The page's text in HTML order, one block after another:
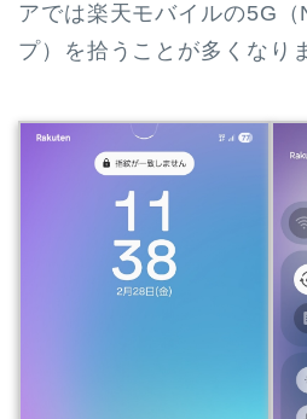
アでは楽天モバイルの5G（
プ）を拾うことが多くなり